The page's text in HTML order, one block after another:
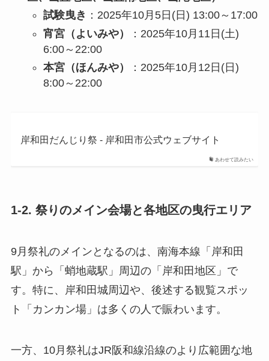
試験曳き ：2025年10月5日(日) 13:00～17:00
宵宮（よいみや）
：2025年10月11日(土)
6:00～22:00
本宮（ほんみや）
：2025年10月12日(日)
8:00～22:00
あわせて読みたい
岸和田だんじり祭 - 岸和田市公式ウェブサイト
1-2. 祭りのメイン会場と各地区の曳行エリア
9月祭礼のメインとなるのは、南海本線「岸和田
駅」から「蛸地蔵駅」周辺の「岸和田地区」で
す。特に、岸和田城周辺や、後述する観覧スポッ
ト「カンカン場」は多くの人で賑わいます。
一方、10月祭礼はJR阪和線沿線のより広範囲な地